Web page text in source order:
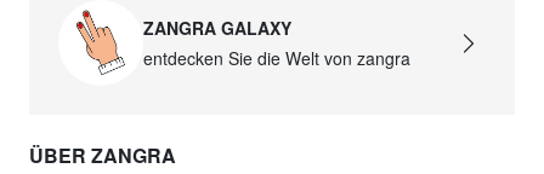
ZANGRA GALAXY
entdecken Sie die Welt von zangra
ÜBER ZANGRA